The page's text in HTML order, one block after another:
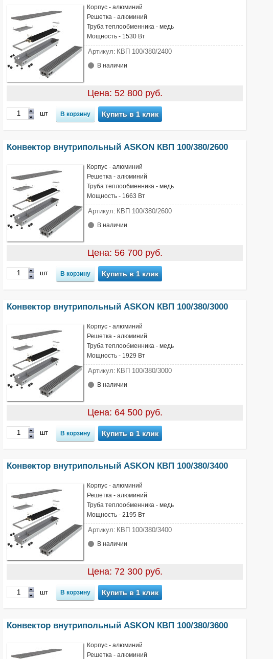
Корпус - алюминий
Решетка - алюминий
Труба теплообменника - медь
Мощность - 1530 Вт
Артикул: КВП 100/380/2400
В наличии
Цена: 52 800 руб.
шт Купить в 1 клик
Конвектор внутрипольный ASKON КВП 100/380/2600
Корпус - алюминий
Решетка - алюминий
Труба теплообменника - медь
Мощность - 1663 Вт
Артикул: КВП 100/380/2600
В наличии
Цена: 56 700 руб.
шт Купить в 1 клик
Конвектор внутрипольный ASKON КВП 100/380/3000
Корпус - алюминий
Решетка - алюминий
Труба теплообменника - медь
Мощность - 1929 Вт
Артикул: КВП 100/380/3000
В наличии
Цена: 64 500 руб.
шт Купить в 1 клик
Конвектор внутрипольный ASKON КВП 100/380/3400
Корпус - алюминий
Решетка - алюминий
Труба теплообменника - медь
Мощность - 2195 Вт
Артикул: КВП 100/380/3400
В наличии
Цена: 72 300 руб.
шт Купить в 1 клик
Конвектор внутрипольный ASKON КВП 100/380/3600
Корпус - алюминий
Решетка - алюминий